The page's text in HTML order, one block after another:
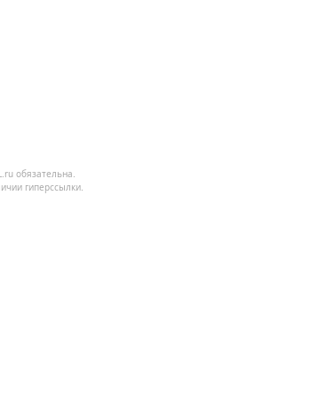
обязательна.
гиперссылки.